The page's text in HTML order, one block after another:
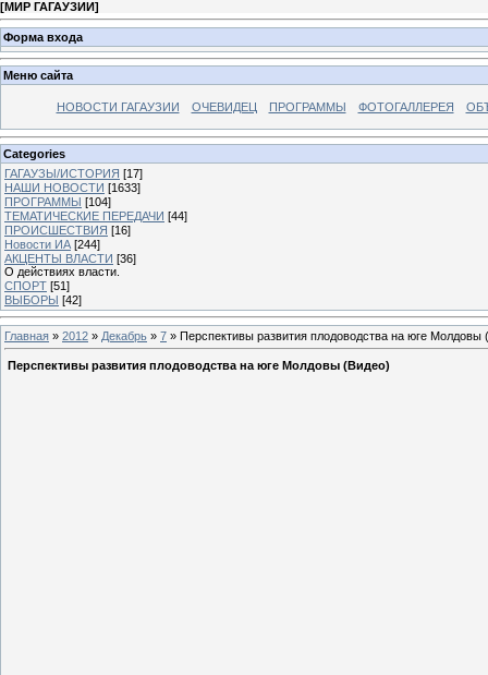
[МИР ГАГАУЗИИ]
Форма входа
Меню сайта
НОВОСТИ ГАГАУЗИИ ОЧЕВИДЕЦ ПРОГРАММЫ ФОТОГАЛЛЕРЕЯ
Categories
ГАГАУЗЫ/ИСТОРИЯ [17]
НАШИ НОВОСТИ [1633]
ПРОГРАММЫ [104]
ТЕМАТИЧЕСКИЕ ПЕРЕДАЧИ [44]
ПРОИСШЕСТВИЯ [16]
Новости ИА [244]
АКЦЕНТЫ ВЛАСТИ [36]
О действиях власти.
СПОРТ [51]
ВЫБОРЫ [42]
Главная » 2012 » Декабрь » 7 » Перспективы развития плодоводства на юге Молдовы
Перспективы развития плодоводства на юге Молдовы (Видео)